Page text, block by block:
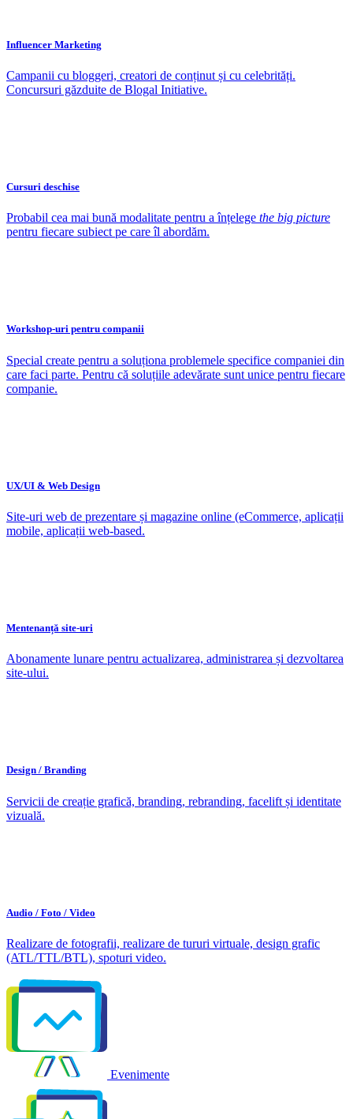
Influencer Marketing
Campanii cu bloggeri, creatori de conținut și cu celebrități.
Concursuri găzduite de Blogal Initiative.
Cursuri deschise
Probabil cea mai bună modalitate pentru a înțelege the big picture
pentru fiecare subiect pe care îl abordăm.
Workshop-uri pentru companii
Special create pentru a soluționa problemele specifice companiei din
care faci parte. Pentru că soluțiile adevărate sunt unice pentru fiecare
companie.
UX/UI & Web Design
Site-uri web de prezentare și magazine online (eCommerce, aplicații
mobile, aplicații web-based.
Mentenanță site-uri
Abonamente lunare pentru actualizarea, administrarea și dezvoltarea
site-ului.
Design / Branding
Servicii de creație grafică, branding, rebranding, facelift și identitate
vizuală.
Audio / Foto / Video
Realizare de fotografii, realizare de tururi virtuale, design grafic
(ATL/TTL/BTL), spoturi video.
Evenimente